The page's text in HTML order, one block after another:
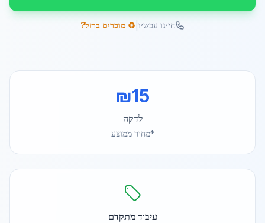
חייגו עכשיו ♻️ מוכרים ברזל?
₪15
לדקה
*מחיר ממוצע
עיבוד מתקדם